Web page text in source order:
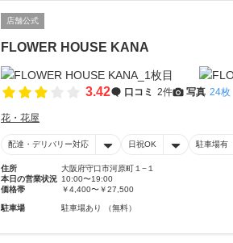
店舗公式
FLOWER HOUSE KANA
3.42 口コミ 2件 写真 24枚
花・花屋
配達・デリバリー対応 日祝OK 駐車場有
住所
大阪府守口市河原町１−１
本日の営業状況 10:00〜19:00
価格帯
￥4,400〜￥27,500
駐車場 駐車場あり （無料）